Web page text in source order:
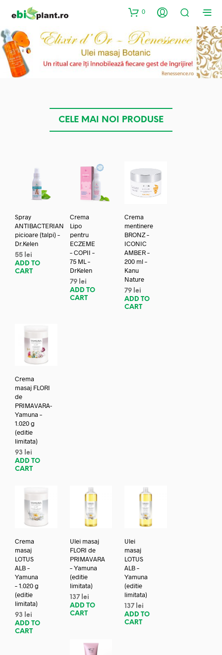
0
CELE MAI NOI PRODUSE
Spray
ANTIBACTERIAN
picioare (talpi) –
Dr.Kelen
55 lei
ADD TO
CART
Crema
Lipo
pentru
ECZEME
– COPII –
75 ML –
DrKelen
79 lei
ADD TO
CART
Crema
mentinere
BRONZ –
ICONIC
AMBER –
200 ml –
Kanu
Nature
79 lei
ADD TO
CART
Crema
masaj FLORI
de
PRIMAVARA-
Yamuna –
1.020 g
(editie
limitata)
93
lei
ADD TO
CART
Crema
masaj
LOTUS
ALB –
Yamuna
– 1.020 g
(editie
limitata)
93
lei
ADD TO
CART
Ulei masaj
FLORI de
PRIMAVARA
– Yamuna
(editie
limitata)
137 lei
ADD TO
CART
Ulei
masaj
LOTUS
ALB –
Yamuna
(editie
limitata)
137 lei
ADD TO
CART